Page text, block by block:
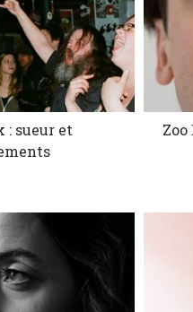
: sueur et